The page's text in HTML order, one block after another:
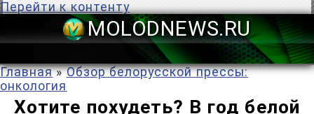
Перейти к контенту
Главная » Обзор белорусской прессы:
онкология
Хотите похудеть? В год белой